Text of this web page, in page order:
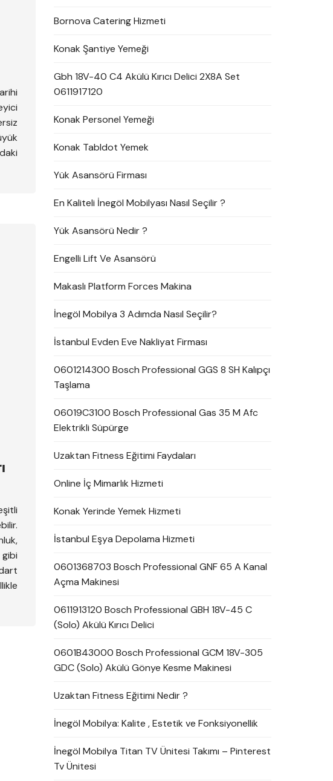
Bornova Catering Hizmeti
Konak Şantiye Yemeği
Gbh 18V-40 C4 Akülü Kırıcı Delici 2X8A Set
0611917120
Konak Personel Yemeği
Konak Tabldot Yemek
Yük Asansörü Firması
En Kaliteli İnegöl Mobilyası Nasıl Seçilir ?
Yük Asansörü Nedir ?
Engelli Lift Ve Asansörü
Makaslı Platform Forces Makina
İnegöl Mobilya 3 Adımda Nasıl Seçilir?
İstanbul Evden Eve Nakliyat Firması
0601214300 Bosch Professional GGS 8 SH Kalıpçı
Taşlama
06019C3100 Bosch Professional Gas 35 M Afc
Elektrikli Süpürge
Uzaktan Fitness Eğitimi Faydaları
Online İç Mimarlık Hizmeti
Konak Yerinde Yemek Hizmeti
İstanbul Eşya Depolama Hizmeti
0601368703 Bosch Professional GNF 65 A Kanal
Açma Makinesi
0611913120 Bosch Professional GBH 18V-45 C
(Solo) Akülü Kırıcı Delici
0601B43000 Bosch Professional GCM 18V-305
GDC (Solo) Akülü Gönye Kesme Makinesi
Uzaktan Fitness Eğitimi Nedir ?
İnegöl Mobilya: Kalite , Estetik ve Fonksiyonellik
İnegöl Mobilya Titan TV Ünitesi Takımı – Pinterest
Tv Ünitesi